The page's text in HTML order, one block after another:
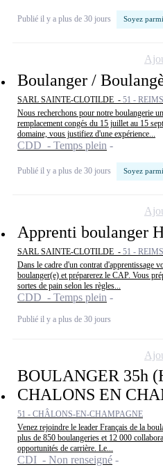
Publié il y a plus de 30 jours Soyez
Boulanger /
SARL SAINTE-CLOTILDE - 51 - REIMS
Nous recherchons pour notre boulangerie
remplacement congés du 15 juillet au 15
domaine, vous justifiez d'une expérience...
CDD - Temps plein
Publié il y a plus de 30 jours Soyez
Apprenti boulanger
SARL SAINTE-CLOTILDE - 51 - REIMS
Dans le cadre d'un contrat d'apprentissage
boulanger(e) et préparerez le CAP. Vous
sortes de pain selon les règles...
CDD - Temps plein
Publié il y a plus de 30 jours
BOULANGER 35h
CHALONS EN
51 - CHÂLONS-EN-CHAMPAGNE
Venez rejoindre le leader Français de la
plus de 850 boulangeries et 12 000
opportunités de carrière. Le...
CDI - Non renseigné